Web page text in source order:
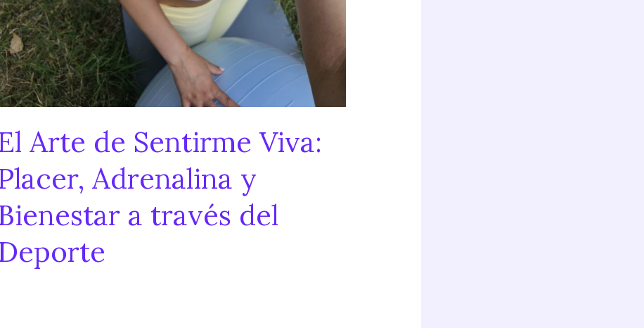
Arte de Sentirme Viva:
Adrenalina y
a través del